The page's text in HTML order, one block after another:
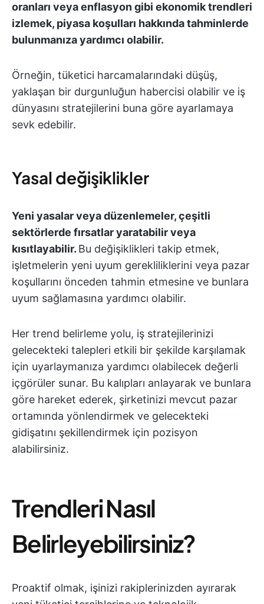
oranları veya enflasyon gibi ekonomik trendleri
izlemek, piyasa koşulları hakkında tahminlerde
bulunmanıza yardımcı olabilir.
Örneğin, tüketici harcamalarındaki düşüş,
yaklaşan bir durgunluğun habercisi olabilir ve iş
dünyasını stratejilerini buna göre ayarlamaya
sevk edebilir.
Yasal değişiklikler
Yeni yasalar veya düzenlemeler, çeşitli
sektörlerde fırsatlar yaratabilir veya
kısıtlayabilir. Bu değişiklikleri takip etmek,
işletmelerin yeni uyum gerekliliklerini veya pazar
koşullarını önceden tahmin etmesine ve bunlara
uyum sağlamasına yardımcı olabilir.
Her trend belirleme yolu, iş stratejilerinizi
gelecekteki talepleri etkili bir şekilde karşılamak
için uyarlaymanıza yardımcı olabilecek değerli
içgörüler sunar. Bu kalıpları anlayarak ve bunlara
göre hareket ederek, şirketinizi mevcut pazar
ortamında yönlendirmek ve gelecekteki
gidişatını şekillendirmek için pozisyon
alabilirsiniz.
Trendleri Nasıl
Belirleyebilirsiniz?
Proaktif olmak, işinizi rakiplerinizden ayırarak